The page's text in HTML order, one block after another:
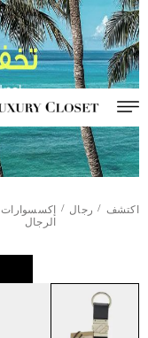
اكتشف / رجال /
إكسسوارات
الرجال